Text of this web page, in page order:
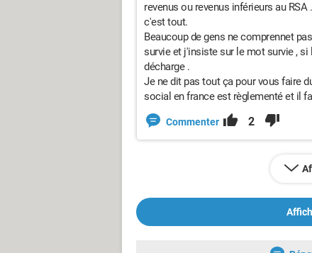
revenus ou revenus inférieurs au
c'est tout.
Beaucoup de gens ne comprennet
survie et j'insiste sur le mot survie , si
décharge .
Je ne dit pas tout ça pour vous faire
social en france est règlementé et il
Commenter 2